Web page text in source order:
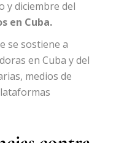
y diciembre del
en Cuba.
se sostiene a
en Cuba y del
medios de